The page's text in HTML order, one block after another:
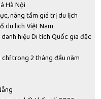
Hà Nội
nâng tầm giá trị du lịch
du lịch Việt Nam
hiệu Di tích Quốc gia đặc
trong 2 tháng đầu năm